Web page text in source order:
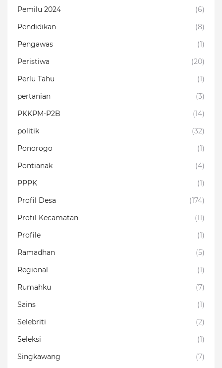
Pemilu 2024
(6)
Pendidikan
(8)
Pengawas
(1)
Peristiwa
(20)
Perlu Tahu
(1)
pertanian
(3)
PKKPM-P2B
(14)
politik
(32)
Ponorogo
(1)
Pontianak
(4)
PPPK
(1)
Profil Desa
(174)
Profil Kecamatan
(11)
Profile
(1)
Ramadhan
(5)
Regional
(1)
Rumahku
(7)
Sains
(1)
Selebriti
(2)
Seleksi
(1)
Singkawang
(7)